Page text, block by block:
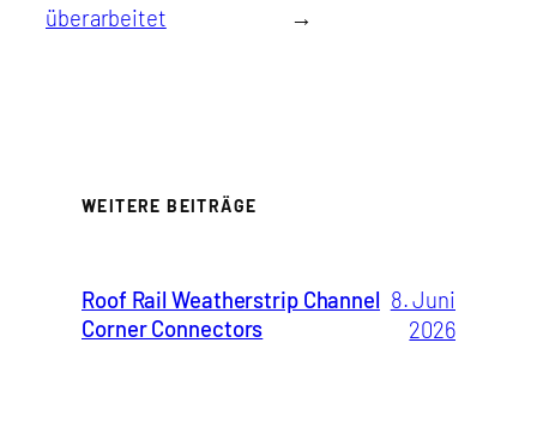
überarbeitet
→
WEITERE BEITRÄGE
Roof Rail Weatherstrip Channel
Corner Connectors
8. Juni
2026